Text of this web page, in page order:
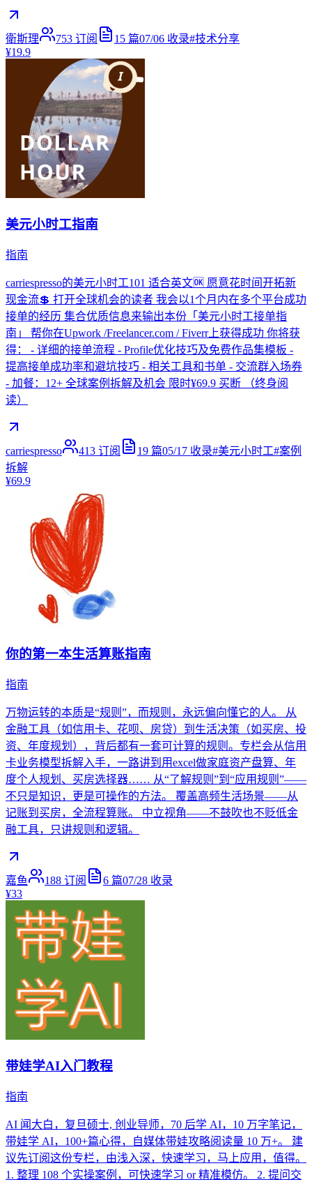
衛斯理 753 订阅 15 篇07/06 收录#技术分享
¥19.9
美元小时工指南
指南
carriespresso的美元小时工101 适合英文🆗 愿意花时间开拓新
现金流💲 打开全球机会的读者 我会以1个月内在多个平台成功
接单的经历 集合优质信息来输出本份「美元小时工接单指
南」 帮你在Upwork /Freelancer.com / Fiverr上获得成功 你将获
得： - 详细的接单流程 - Profile优化技巧及免费作品集模板 -
提高接单成功率和避坑技巧 - 相关工具和书单 - 交流群入场券
- 加餐：12+ 全球案例拆解及机会 限时¥69.9 买断 （终身阅
读）
carriespresso 413 订阅 19 篇05/17 收录#美元小时工#案例
拆解
¥69.9
你的第一本生活算账指南
指南
万物运转的本质是“规则”，而规则，永远偏向懂它的人。 从
金融工具（如信用卡、花呗、房贷）到生活决策（如买房、投
资、年度规划），背后都有一套可计算的规则。专栏会从信用
卡业务模型拆解入手，一路讲到用excel做家庭资产盘算、年
度个人规划、买房选择器…… 从“了解规则”到“应用规则”——
不只是知识，更是可操作的方法。 覆盖高频生活场景——从
记账到买房，全流程算账。 中立视角——不鼓吹也不贬低金
融工具，只讲规则和逻辑。
嘉鱼 188 订阅 6 篇07/28 收录
¥33
带娃学AI入门教程
指南
AI 闻大白，复旦硕士, 创业导师，70 后学 AI，10 万字笔记，
带娃学 AI，100+篇心得，自媒体带娃攻略阅读量 10 万+。 建
议先订阅这份专栏，由浅入深，快速学习，马上应用，值得。
1. 整理 108 个实操案例，可快速学习 or 精准模仿。 2. 提问交